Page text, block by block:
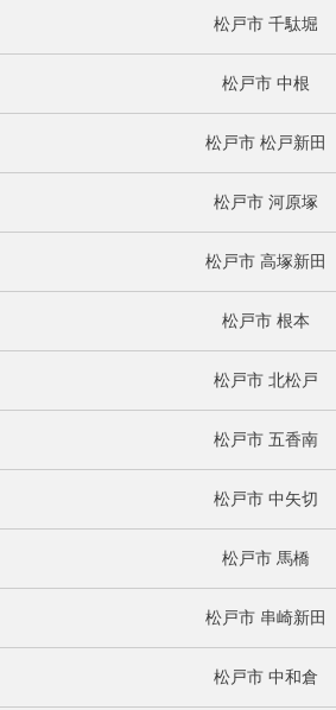
松戸市 千駄堀
松戸市 中根
松戸市 松戸新田
松戸市 河原塚
松戸市 高塚新田
松戸市 根本
松戸市 北松戸
松戸市 五香南
松戸市 中矢切
松戸市 馬橋
松戸市 串崎新田
松戸市 中和倉